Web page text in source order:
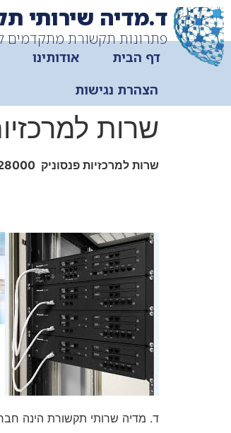
ד.מדיה שירותי
פתרונות תקשורת מתקדמים
דף הבית אודותינו
הצהרת נגישות
שרות
שרות למרכזיות פנסוניק 03-6828000
ד. מדיה שרותי תקשורת הינה